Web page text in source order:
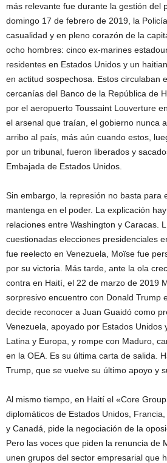
más relevante fue durante la gestión del
domingo 17 de febrero de 2019, la
casualidad y en pleno corazón de la
ocho hombres: cinco ex-marines
residentes en Estados Unidos y un
en actitud sospechosa. Estos circulaban
cercanías del Banco de la República de
por el aeropuerto Toussaint Louverture
el arsenal que traían, el gobierno nunca
arribo al país, más aún cuando estos,
por un tribunal, fueron liberados y
Embajada de Estados Unidos.
Sin embargo, la represión no basta para
mantenga en el poder. La explicación
relaciones entre Washington y Caracas.
cuestionadas elecciones presidenciales
fue reelecto en Venezuela, Moïse fue
por su victoria. Más tarde, ante la ola
contra en Haití, el 22 de marzo de 2019
sorpresivo encuentro con Donald Trump
decide reconocer a Juan Guaidó como
Venezuela, apoyado por Estados Unidos
Latina y Europa, y rompe con Maduro,
en la OEA. Es su última carta de salida.
Trump, que se vuelve su último apoyo y
Al mismo tiempo, en Haití el «Core
diplomáticos de Estados Unidos,
y Canadá, pide la negociación de la
Pero las voces que piden la renuncia de
unen grupos del sector empresarial que